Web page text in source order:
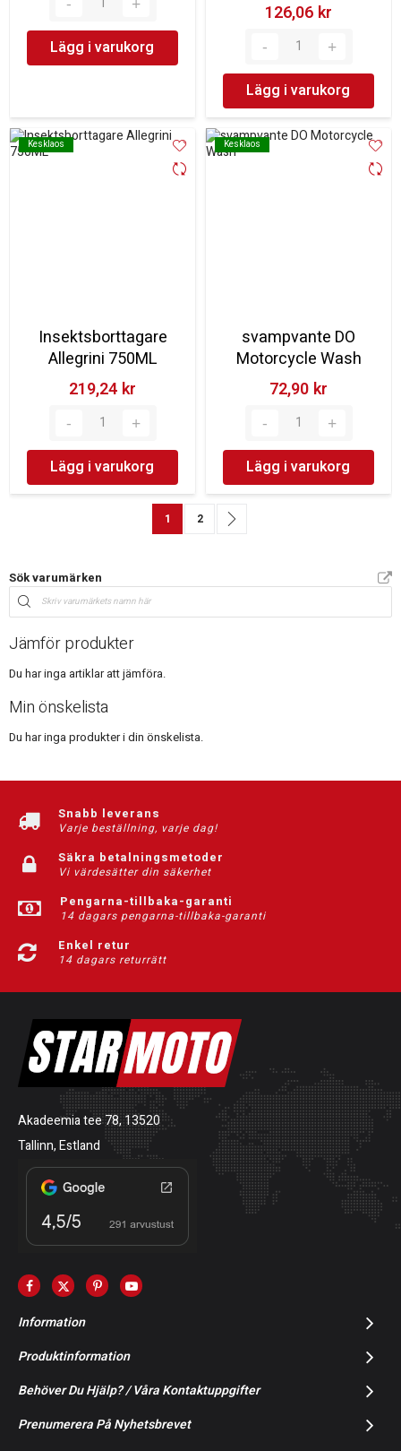
Lägg i varukorg
126,06 kr‎
Lägg i varukorg
Kesklaos
Kesklaos
Insektsborttagare
Allegrini 750ML
219,24 kr‎
Lägg i varukorg
Kesklaos
Kesklaos
svampvante DO
Motorcycle Wash
72,90 kr‎
Lägg i varukorg
SidaYou're currently reading page
1 Sida
2
Sök varumärken
Jämför produkter
Du har inga artiklar att jämföra.
Min önskelista
Du har inga produkter i din önskelista.
Snabb leverans
Varje beställning, varje dag!
Säkra betalningsmetoder
Vi värdesätter din säkerhet
Pengarna-tillbaka-garanti
14 dagars pengarna-tillbaka-garanti
Enkel retur
14 dagars returrätt
Akadeemia tee 78, 13520
Tallinn, Estland
Information
Produktinformation
Behöver Du Hjälp? / Våra Kontaktuppgifter
Prenumerera På Nyhetsbrevet